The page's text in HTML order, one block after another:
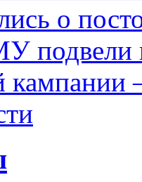
о
подвели
кампании